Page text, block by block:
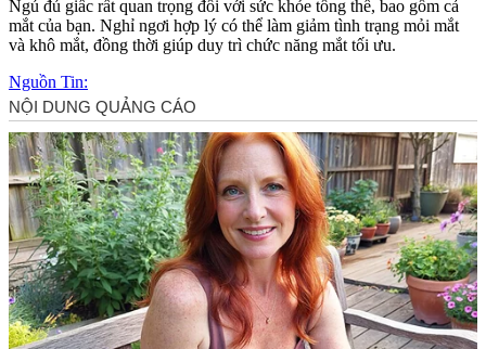
Ngủ đủ giấc rất quan trọng đối với sức khỏe tổng thể, bao gồm cả
mắt của bạn. Nghỉ ngơi hợp lý có thể làm giảm tình trạng mỏi mắt
và khô mắt, đồng thời giúp duy trì chức năng mắt tối ưu.
Nguồn Tin: